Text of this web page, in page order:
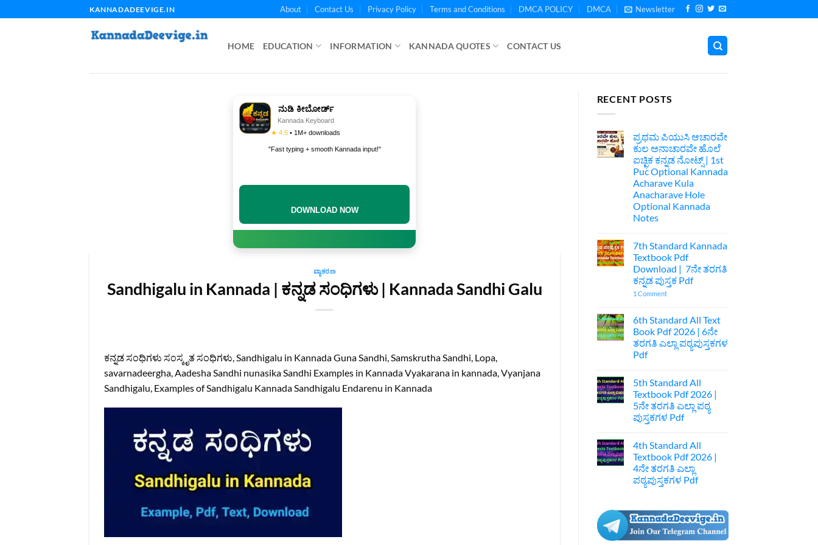
to
KANNADADEEVIGE.IN About Contact Us Privacy Policy Terms and Conditions DMCA POLICY DMCA Newsletter
HOME EDUCATION INFORMATION KANNADA QUOTES CONTACT US
ನುಡಿ ಕೀಬೋರ್ಡ್
Kannada Keyboard
★ 4.5 • 1M+ downloads
"Fast typing + smooth Kannada input!"
DOWNLOAD NOW
ವ್ಯಾಕರಣ
Sandhigalu in Kannada | ಕನ್ನಡ ಸಂಧಿಗಳು | Kannada Sandhi Galu
ಕನ್ನಡ ಸಂಧಿಗಳು ಸಂಸ್ಕೃತ ಸಂಧಿಗಳು, Sandhigalu in Kannada Guna Sandhi, Samskrutha Sandhi, Lopa,
savarnadeergha, Aadesha Sandhi nunasika Sandhi Examples in Kannada Vyakarana in kannada, Vyanjana
Sandhigalu, Examples of Sandhigalu Kannada Sandhigalu Endarenu in Kannada
RECENT POSTS
ಪ್ರಥಮ ಪಿಯುಸಿ ಆಚಾರವೇ
ಕುಲ ಅನಾಚಾರವೇ ಹೊಲೆ
ಐಚ್ಛಿಕ ಕನ್ನಡ ನೋಟ್ಸ್ | 1st
Puc Optional Kannada
Acharave Kula
Anacharave Hole
Optional Kannada
Notes
on
ಪ್ರಥಮ
ಪಿಯುಸಿ
ಆಚಾರವೇ
ಕುಲ
ಅನಾಚಾರವೇ
ಹೊಲೆ
ನೋಟ್ಸ್
|
1st
Puc
Optional
Kannada
Anacharave
Hole
Optional
Kannada
Notes
7th Standard Kannada
Textbook Pdf
Download | 7ನೇ ತರಗತಿ
ಕನ್ನಡ ಪುಸ್ತಕ Pdf
1 Commenton
Kannada
Textbook
Pdf
Download
|
ಪುಸ್ತಕ
Pdf
6th Standard All Text
Book Pdf 2026 | 6ನೇ
ತರಗತಿ ಎಲ್ಲಾ ಪಠ್ಯಪುಸ್ತಕಗಳ
Pdf
on
6th
Standard
All
Text
Book
|
6ನೇ
ತರಗತಿ
ಎಲ್ಲಾ
ಪಠ್ಯಪುಸ್ತಕಗಳ
Pdf
5th Standard All
Textbook Pdf 2026 |
5ನೇ ತರಗತಿ ಎಲ್ಲಾ ಪಠ್ಯ
ಪುಸ್ತಕಗಳ Pdf
on
5th
Standard
All
Textbook
Pdf
ತರಗತಿ
ಎಲ್ಲಾ
ಪಠ್ಯ
ಪುಸ್ತಕಗಳ
4th Standard All
Textbook Pdf 2026 |
4ನೇ ತರಗತಿ ಎಲ್ಲಾ
ಪಠ್ಯಪುಸ್ತಕಗಳ Pdf
4th
Standard
All
Textbook